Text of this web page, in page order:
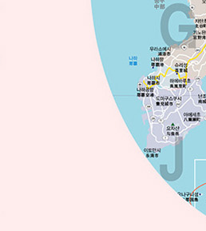
마
in IRIOMOTE ISLAND
오키나와 여행 주의사항